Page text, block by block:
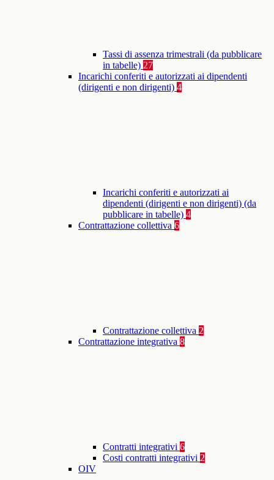
Tassi di assenza trimestrali (da pubblicare
in tabelle) 27
Incarichi conferiti e autorizzati ai dipendenti
(dirigenti e non dirigenti) 4
Incarichi conferiti e autorizzati ai
dipendenti (dirigenti e non dirigenti) (da
pubblicare in tabelle) 4
Contrattazione collettiva 6
Contrattazione collettiva 2
Contrattazione integrativa 8
Contratti integrativi 6
Costi contratti integrativi 2
OIV